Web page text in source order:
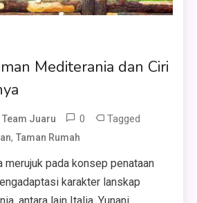
Mediterania dan Ciri
Team Juaru 0 Tagged
,Taman Rumah
merujuk pada konsep penataan
karakter lanskap
antara lain Italia, Yunani,